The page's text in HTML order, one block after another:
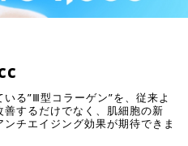
る”Ⅲ型コラーゲン”を、従来よ
するだけでなく、肌細胞の新
チエイジング効果が期待できま